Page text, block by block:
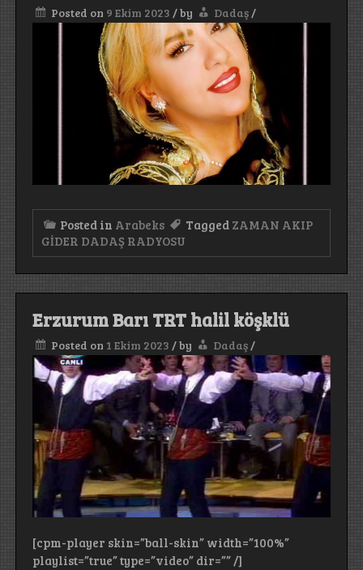
Posted on 9 Ekim 2023 /by Dadaş/
Posted in Arabeks Tagged ZAMAN AKIP
GİDER DADAŞ RADYOSU
Erzurum Barı TRT halil köşklü
Posted on 1 Ekim 2023 /by Dadaş /
[cpm-player skin=”ball-skin” width=”100%”
playlist=”true” type=”video” dir=”” /]